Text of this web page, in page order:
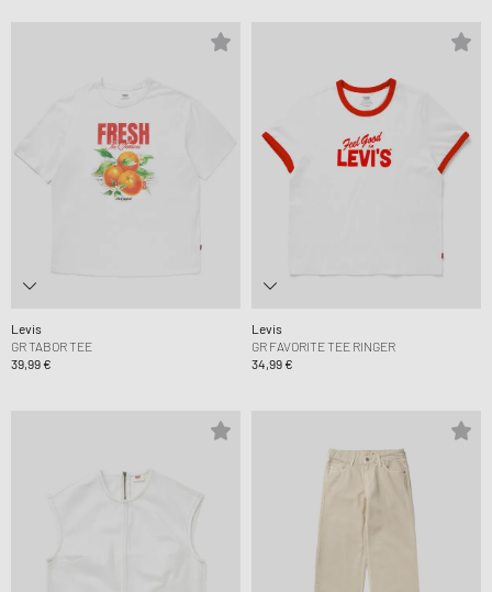
Levis
GR TABOR TEE
39,99 €
Levis
GR FAVORITE TEE RINGER
34,99 €